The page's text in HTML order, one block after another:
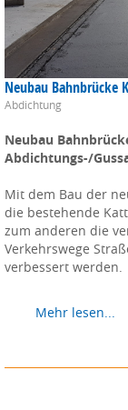
Neubau Bahnbrücke
Abdichtung
Neubau
Abdichtungs-/
Mit dem Bau der
die bestehende
zum anderen die
Verkehrswege
verbessert werden.
Mehr lesen...